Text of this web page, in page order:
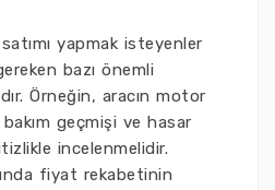
yapmak isteyenler
bazı önemli
Örneğin, aracın motor
geçmişi ve hasar
incelenmelidir.
fiyat rekabetinin